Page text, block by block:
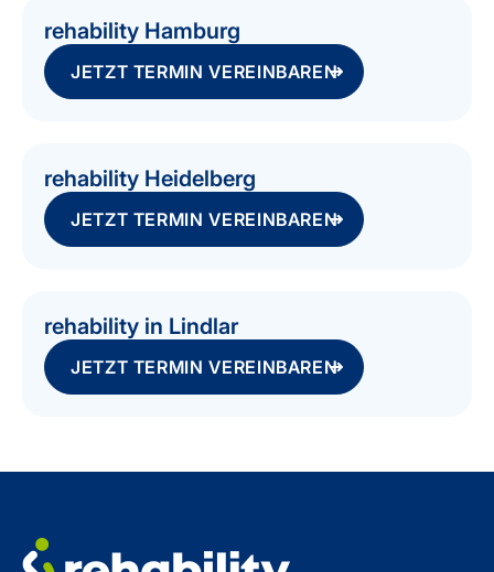
rehability Hamburg
JETZT TERMIN VEREINBAREN
rehability Heidelberg
JETZT TERMIN VEREINBAREN
rehability in Lindlar
JETZT TERMIN VEREINBAREN